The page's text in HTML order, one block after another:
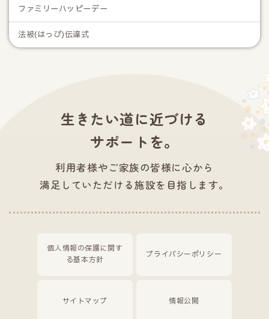
ファミリーハッピーデー
法被(はっぴ)伝達式
生きたい道に近づける
サポートを。
利用者様やご家族の皆様に心から
満足していただける施設を目指します。
個人情報の保護に関す
る基本方針
プライバシーポリシー
サイトマップ 情報公開